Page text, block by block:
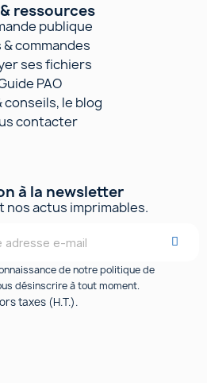
ressources
publique
& commandes
ses fichiers
PAO
conseils, le blog
contacter
à la newsletter
nos actus imprimables.
de notre politique de
désinscrire à tout moment.
taxes (H.T.).